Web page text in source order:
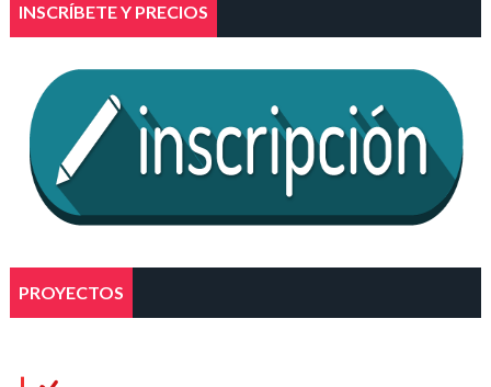
INSCRÍBETE Y PRECIOS
PROYECTOS